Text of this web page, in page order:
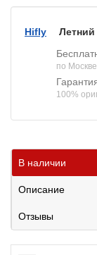
Hifly
Летний
по
100%
В наличии
Описание
Отзывы